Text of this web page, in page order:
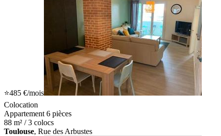
⭐485 €/mois
Colocation
Appartement 6 pièces
88 m² / 3 colocs
Toulouse, Rue des Arbustes